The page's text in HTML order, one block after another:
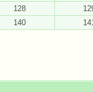
128
140